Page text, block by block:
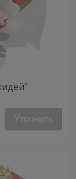
Уточнить